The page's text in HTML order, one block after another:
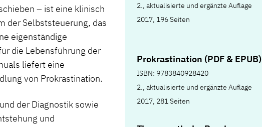
2., aktualisierte und ergänzte Auflage
2017, 196 Seiten
Prokrastination (PDF & EPUB)
ISBN: 9783840928420
2., aktualisierte und ergänzte Auflage
2017, 281 Seiten
– ist eine klinisch
der Selbststeuerung, das
eigenständige
die Lebensführung der
liefert eine
von Prokrastination.
der Diagnostik sowie
und